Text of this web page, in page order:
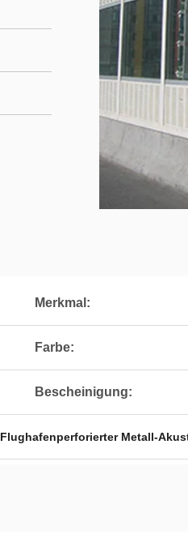
Merkmal:
Farbe:
Bescheinigung:
Flughafenperforierter Metall-